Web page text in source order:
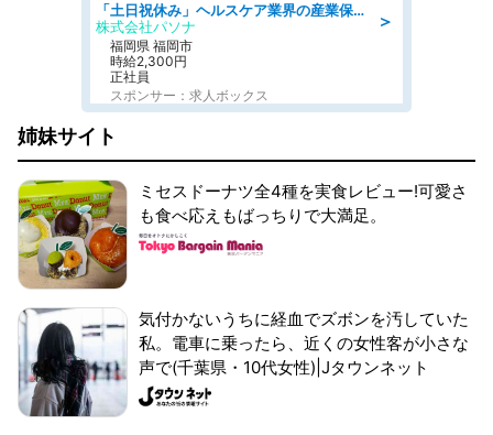
＞
「土日祝休み」ヘルスケア業界の産業保健師/高時給/未経験OK/要資格:保健師、正看護師
株式会社パソナ
福岡県 福岡市
時給2,300円
正社員
スポンサー：求人ボックス
姉妹サイト
ミセスドーナツ全4種を実食レビュー!可愛さ
も食べ応えもばっちりで大満足。
気付かないうちに経血でズボンを汚していた
私。電車に乗ったら、近くの女性客が小さな
声で(千葉県・10代女性)|Jタウンネット